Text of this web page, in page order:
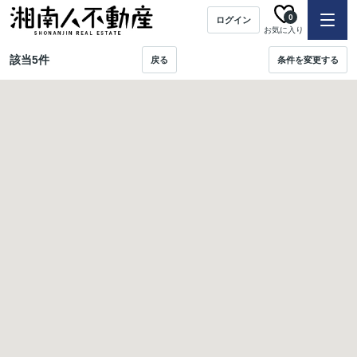
ログイン
お気に入り
0
該当5件 戻る 条件を変更する